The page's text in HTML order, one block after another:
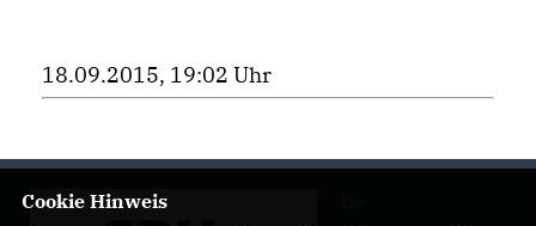
18.09.2015, 19:02 Uhr
Cookie Hinweis